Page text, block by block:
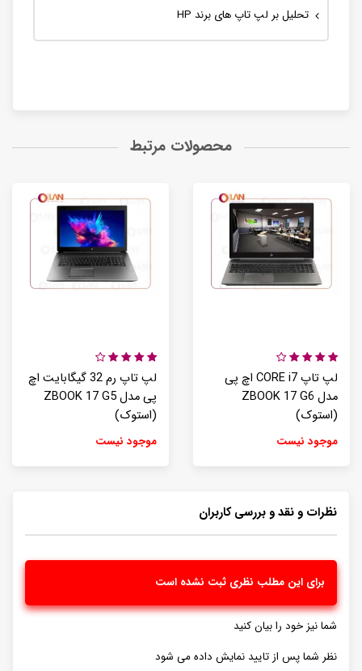
تحلیل بر لپ تاپ های برند HP
محصولات مرتبط
لپ تاپ رم 32 گیگابایت اچ
پی مدل ZBOOK 17 G5
(استوک)
موجود نیست
لپ تاپ CORE i7 اچ پی
مدل ZBOOK 17 G6
(استوک)
موجود نیست
نظرات و نقد و بررسی کاربران
برای این مطلب نظری ثبت نشده است
شما نیز خود را بیان کنید
نظر شما پس از تایید نمایش داده می شود